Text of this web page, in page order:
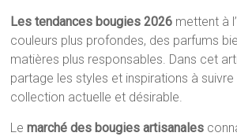
Les tendances bougies 2026 mettent à
couleurs plus profondes, des parfums
matières plus responsables. Dans cet
partage les styles et inspirations à
collection actuelle et désirable.
Lemarché des bougies artisanales